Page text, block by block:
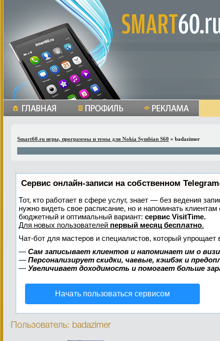
Smart60.ru игры, программы и темы для Nokia Symbian S60 » badazimer
Сервис онлайн-записи на собственном
Тот, кто работает в сфере услуг, знает — без ведения
нужно видеть свое расписание, но и напоминать
бюджетный и оптимальный вариант: сервис VisitTime.
Для новых пользователей первый месяц бесплатно.
Чат-бот для мастеров и специалистов, который упрощает
— Сам записывает клиентов и напоминает им о
— Персонализирует скидки, чаевые, кэшбэк и
— Увеличивает доходимость и помогает больше
Начать пользоваться сервисом
Пользователь: badazimer